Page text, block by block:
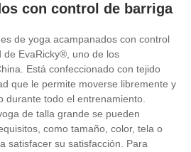
con control de barriga
de yoga acampanados con control
EvaRicky®, uno de los
Está confeccionado con tejido
que le permite moverse libremente y
durante todo el entrenamiento.
de talla grande se pueden
como tamaño, color, tela o
satisfacer su satisfacción. Para